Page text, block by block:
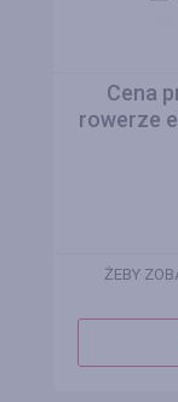
Cena
rowerze
ŻEBY